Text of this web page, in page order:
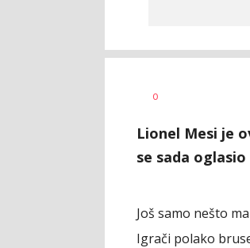
AUTOR
0
Lionel Mesi je
se sada
Još samo nešto
Igrači polako